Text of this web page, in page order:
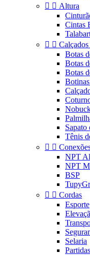
  Altura
Cintas
  Calçados
Botas
Botas
Botas
Sapato
Tênis
 
NPT
NPT
BSP
  Cordas
Esporte
Selaria